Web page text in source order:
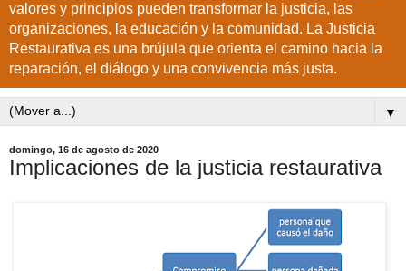
valores y principios pueden transformar la justicia, las
organizaciones, la educación y la comunidad. La Justicia
Restaurativa es una brújula que orienta el camino hacia la
reparación, el diálogo y una convivencia más justa.
▼
domingo, 16 de agosto de 2020
Implicaciones de la justicia restaurativa